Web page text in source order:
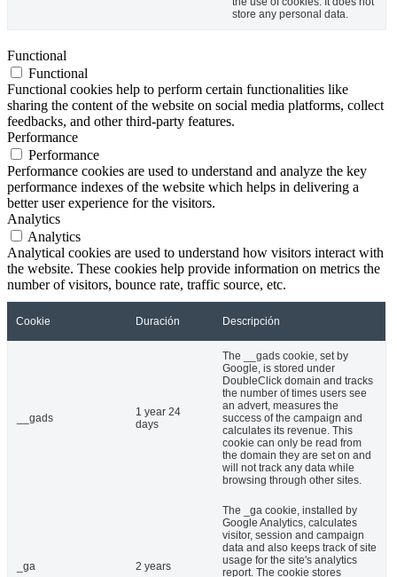
store any personal data.
Functional
Functional
Functional cookies help to perform certain functionalities like
sharing the content of the website on social media platforms, collect
feedbacks, and other third-party features.
Performance
Performance
Performance cookies are used to understand and analyze the key
performance indexes of the website which helps in delivering a
better user experience for the visitors.
Analytics
Analytics
Analytical cookies are used to understand how visitors interact with
the website. These cookies help provide information on metrics the
number of visitors, bounce rate, traffic source, etc.
Cookie Duración Descripción
__gads
1 year 24
days
The __gads cookie, set by
Google, is stored under
DoubleClick domain and tracks
the number of times users see
an advert, measures the
success of the campaign and
calculates its revenue. This
cookie can only be read from
the domain they are set on and
will not track any data while
browsing through other sites.
_ga 2 years
The _ga cookie, installed by
Google Analytics, calculates
visitor, session and campaign
data and also keeps track of site
usage for the site's analytics
report. The cookie stores